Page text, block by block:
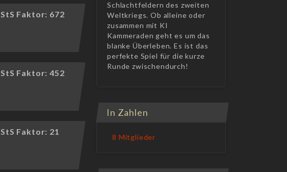
StS Faktor: 672
StS Faktor: 452
StS Faktor: 21
Schlachtfeldern des zweiten
Weltkriegs. Ob alleine oder
zusammen mit KI
Kammeraden geht es um das
blanke Überleben. Es ist das
perfekte Spiel für die kurze
Runde zwischendurch!
In Zahlen
8 Mitglieder